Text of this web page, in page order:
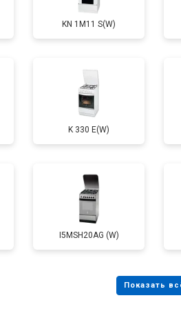
KN 1M11 S(W)
K 330 E(W)
I5MSH20AG (W)